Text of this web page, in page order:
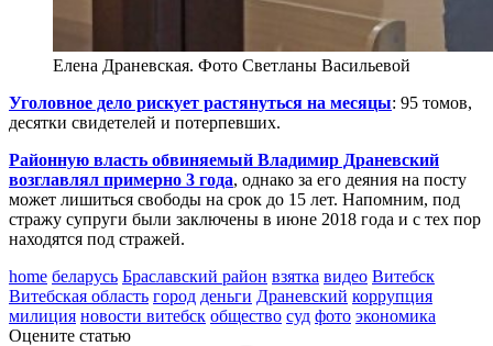
Елена Драневская. Фото Светланы Васильевой
Уголовное дело рискует растянуться на месяцы: 95 томов,
десятки свидетелей и потерпевших.
Районную власть обвиняемый Владимир Драневский
возглавлял примерно 3 года, однако за его деяния на посту
может лишиться свободы на срок до 15 лет. Напомним, под
стражу супруги были заключены в июне 2018 года и с тех пор
находятся под стражей.
home беларусь Браславский район взятка видео Витебск
Витебская область город деньги Драневский коррупция
милиция новости витебск общество суд фото экономика
Оцените статью